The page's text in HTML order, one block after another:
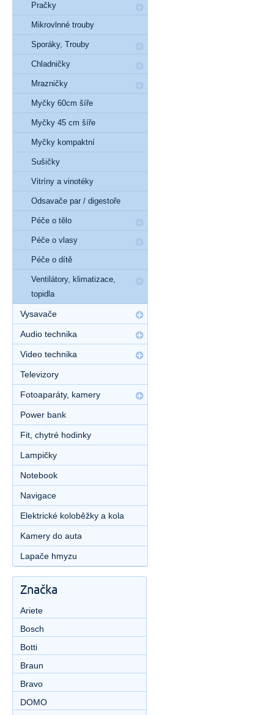
Pračky
Mikrovlnné trouby
Sporáky, Trouby
Chladničky
Mrazničky
Myčky 60cm šíře
Myčky 45 cm šíře
Myčky kompaktní
Sušičky
Vitríny a vinotéky
Odsavače par / digestoře
Péče o tělo
Péče o vlasy
Péče o dítě
Ventilátory, klimatizace,
topidla
Vysavače
Audio technika
Video technika
Televizory
Fotoaparáty, kamery
Power bank
Fit, chytré hodinky
Lampičky
Notebook
Navigace
Elektrické koloběžky a kola
Kamery do auta
Lapače hmyzu
Značka
Ariete
Bosch
Botti
Braun
Bravo
DOMO